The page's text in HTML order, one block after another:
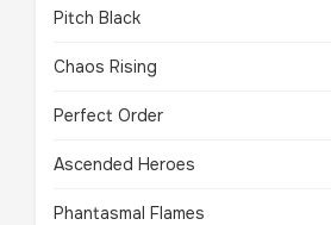
Pitch Black
Chaos Rising
Perfect Order
Ascended Heroes
Phantasmal Flames